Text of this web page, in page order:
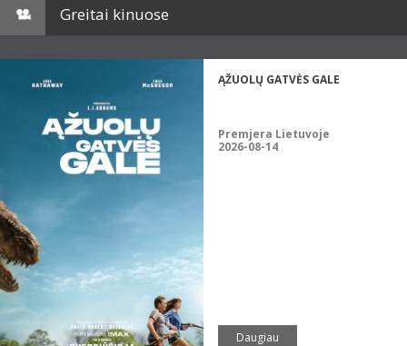
Greitai kinuose
ĄŽUOLŲ GATVĖS GALE
Premjera Lietuvoje
2026-08-14
Daugiau